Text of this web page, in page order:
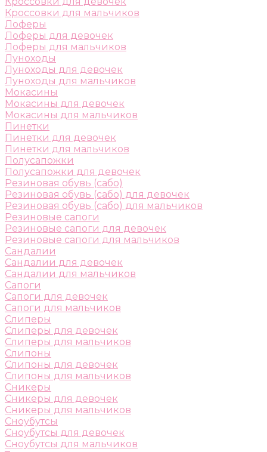
Кроссовки для мальчиков
Лоферы
Лоферы для девочек
Лоферы для мальчиков
Луноходы
Луноходы для девочек
Луноходы для мальчиков
Мокасины
Мокасины для девочек
Мокасины для мальчиков
Пинетки
Пинетки для девочек
Пинетки для мальчиков
Полусапожки
Полусапожки для девочек
Резиновая обувь (сабо)
Резиновая обувь (сабо) для девочек
Резиновая обувь (сабо) для мальчиков
Резиновые сапоги
Резиновые сапоги для девочек
Резиновые сапоги для мальчиков
Сандалии
Сандалии для девочек
Сандалии для мальчиков
Сапоги
Сапоги для девочек
Сапоги для мальчиков
Слиперы
Слиперы для девочек
Слиперы для мальчиков
Слипоны
Слипоны для девочек
Слипоны для мальчиков
Сникеры
Сникеры для девочек
Сникеры для мальчиков
Сноубутсы
Сноубутсы для девочек
Сноубутсы для мальчиков